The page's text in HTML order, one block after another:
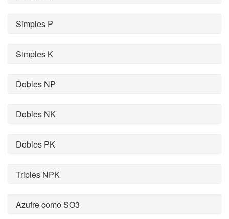
Simples P
Simples K
Dobles NP
Dobles NK
Dobles PK
Triples NPK
Azufre como SO3